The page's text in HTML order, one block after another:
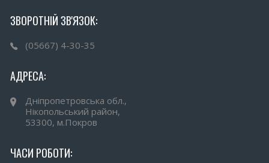
ЗВОРОТНІЙ ЗВ'ЯЗОК:
(05667) 4-30-35
АДРЕСА:
Дніпропетровська обл.,
Нікопольський район,
53300, м.Покров
ЧАСИ РОБОТИ: